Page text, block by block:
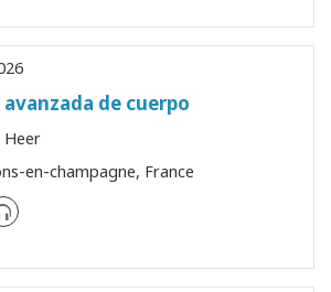
avanzada de cuerpo
Heer
en-champagne, France